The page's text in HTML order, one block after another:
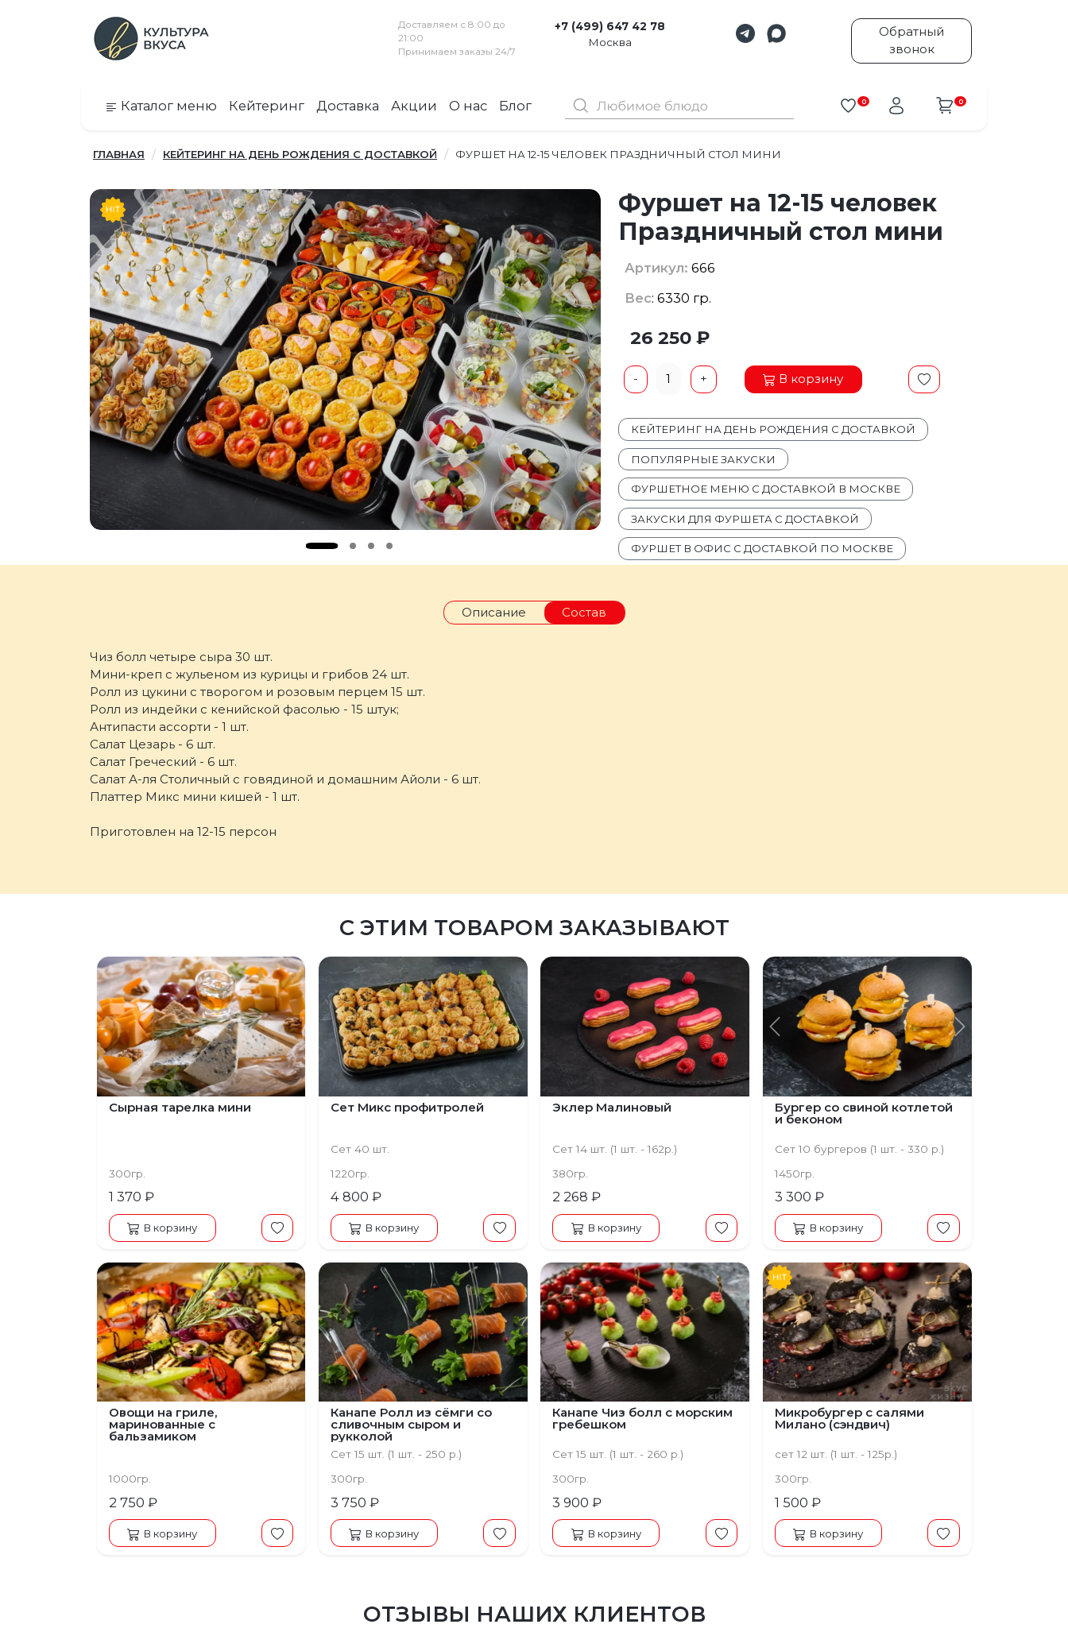
Доставляем с 8:00 до
21:00
Принимаем заказы 24/7
+7 (499) 647 42 78
Москва
Обратный
звонок
Каталог меню Кейтеринг Доставка Акции О нас Блог Контакты 0 0
ГЛАВНАЯ КЕЙТЕРИНГ НА ДЕНЬ РОЖДЕНИЯ С ДОСТАВКОЙ ФУРШЕТ НА 12-15 ЧЕЛОВЕК ПРАЗДНИЧНЫЙ СТОЛ МИНИ
Фуршет на 12-15 человек
Праздничный стол мини
Артикул: 666
Вес: 6330 гр.
26 250 ₽
- 1 + В корзину
КЕЙТЕРИНГ НА ДЕНЬ РОЖДЕНИЯ С ДОСТАВКОЙ
ПОПУЛЯРНЫЕ ЗАКУСКИ
ФУРШЕТНОЕ МЕНЮ С ДОСТАВКОЙ В МОСКВЕ
ЗАКУСКИ ДЛЯ ФУРШЕТА С ДОСТАВКОЙ
ФУРШЕТ В ОФИС С ДОСТАВКОЙ ПО МОСКВЕ
Описание Состав
Чиз болл четыре сыра 30 шт.
Мини-креп с жульеном из курицы и грибов 24 шт.
Ролл из цукини с творогом и розовым перцем 15 шт.
Ролл из индейки с кенийской фасолью - 15 штук;
Антипасти ассорти - 1 шт.
Салат Цезарь - 6 шт.
Салат Греческий - 6 шт.
Салат А-ля Столичный с говядиной и домашним Айоли - 6 шт.
Платтер Микс мини кишей - 1 шт.
Приготовлен на 12-15 персон
С ЭТИМ ТОВАРОМ ЗАКАЗЫВАЮТ
Сырная тарелка мини
300гр.
1 370 ₽
В корзину
Сет Микс профитролей
Сет 40 шт.
1220гр.
4 800 ₽
В корзину
Эклер Малиновый
Сет 14 шт. (1 шт. - 162р.)
380гр.
2 268 ₽
В корзину
Предыдущий
Бургер со свиной котлетой
и беконом
Сет 10 бургеров (1 шт. - 330 р.)
1450гр.
3 300 ₽
В корзину
Овощи на гриле,
маринованные с
бальзамиком
1000гр.
2 750 ₽
В корзину
Канапе Ролл из сёмги со
сливочным сыром и
рукколой
Сет 15 шт. (1 шт. - 250 р.)
300гр.
3 750 ₽
В корзину
Канапе Чиз болл с морским
гребешком
Сет 15 шт. (1 шт. - 260 р.)
300гр.
3 900 ₽
В корзину
Микробургер с салями
Милано (сэндвич)
сет 12 шт. (1 шт. - 125р.)
300гр.
1 500 ₽
В корзину
ОТЗЫВЫ НАШИХ КЛИЕНТОВ